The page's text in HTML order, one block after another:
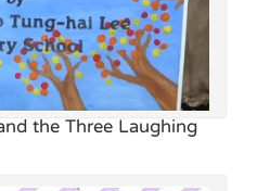
the Three Laughing